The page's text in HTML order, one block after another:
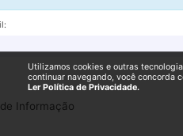
Utilizamos cookies e outras
continuar navegando, você concorda
Ler Política de Privacidade.
Informação